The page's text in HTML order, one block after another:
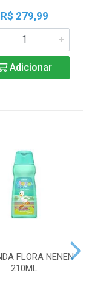
R$ 279,99
Adicionar
FLORA NENEN
210ML